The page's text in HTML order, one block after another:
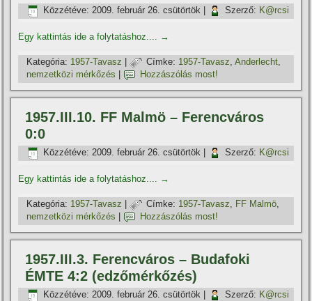
Közzétéve: 2009. február 26. csütörtök Szerző: K@rcsi
Egy kattintás ide a folytatáshoz.... →
Kategória: 1957-Tavasz | Címke: 1957-Tavasz,Anderlecht,
nemzetközi mérkőzés
Hozzászólás most!
1957.III.10. FF Malmö – Ferencváros
0:0
Közzétéve: 2009. február 26. csütörtök Szerző: K@rcsi
Egy kattintás ide a folytatáshoz.... →
Kategória: 1957-Tavasz | Címke: 1957-Tavasz, FF Malmö,
nemzetközi mérkőzés
Hozzászólás most!
1957.III.3. Ferencváros – Budafoki
ÉMTE 4:2 (edzőmérkőzés)
Közzétéve: 2009. február 26. csütörtök Szerző: K@rcsi